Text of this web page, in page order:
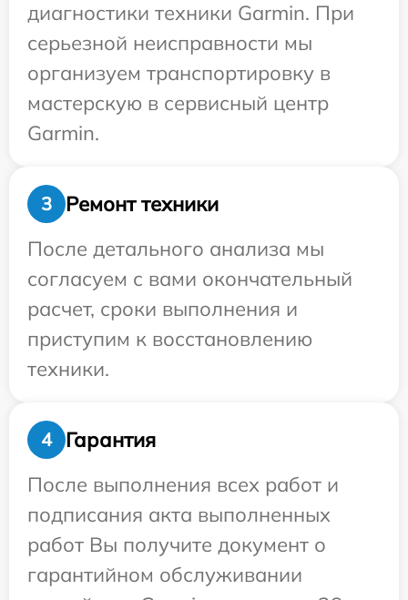
диагностики техники Garmin. При
серьезной неисправности мы
организуем транспортировку в
мастерскую в сервисный центр
Garmin.
3
Ремонт техники
После детального анализа мы
согласуем с вами окончательный
расчет, сроки выполнения и
приступим к восстановлению
техники.
4
Гарантия
После выполнения всех работ и
подписания акта выполненных
работ Вы получите документ о
гарантийном обслуживании